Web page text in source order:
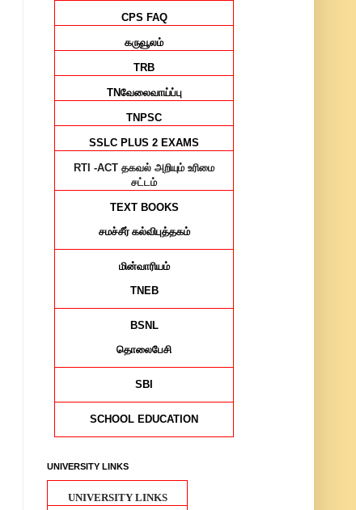
CPS FAQ
கருவூலம்
TRB
TNவேலைவாய்ப்பு
TNPSC
SSLC PLUS 2 EXAMS
RTI -ACT தகவல் அறியும் உரிமை
சட்டம்
TEXT BOOKS
சமச்சீர் கல்விபுத்தகம்
மின்வாரியம்
TNEB
BSNL
தொலைபேசி
SBI
SCHOOL EDUCATION
UNIVERSITY LINKS
UNIVERSITY LINKS